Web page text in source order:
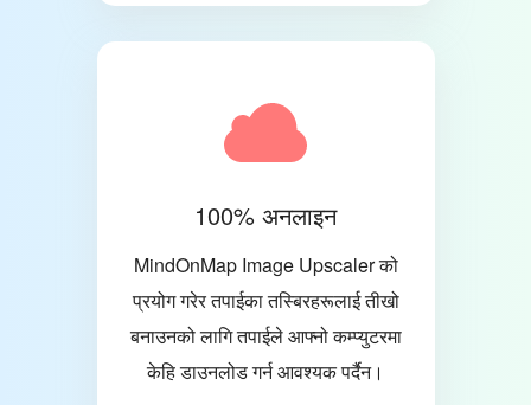
100% अनलाइन
MindOnMap Image Upscaler को
प्रयोग गरेर तपाईका तस्बिरहरूलाई तीखो
बनाउनको लागि तपाईले आफ्नो कम्प्युटरमा
केहि डाउनलोड गर्न आवश्यक पर्दैन।